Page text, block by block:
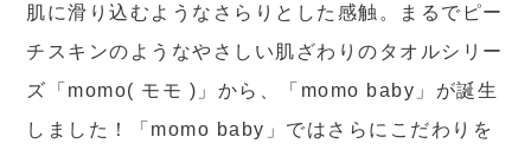
肌に滑り込むようなさらりとした感触。まるでピー
チスキンのようなやさしい肌ざわりのタオルシリー
ズ「momo( モモ )」から、「momo baby」が誕生
しました！「momo baby」ではさらにこだわりを